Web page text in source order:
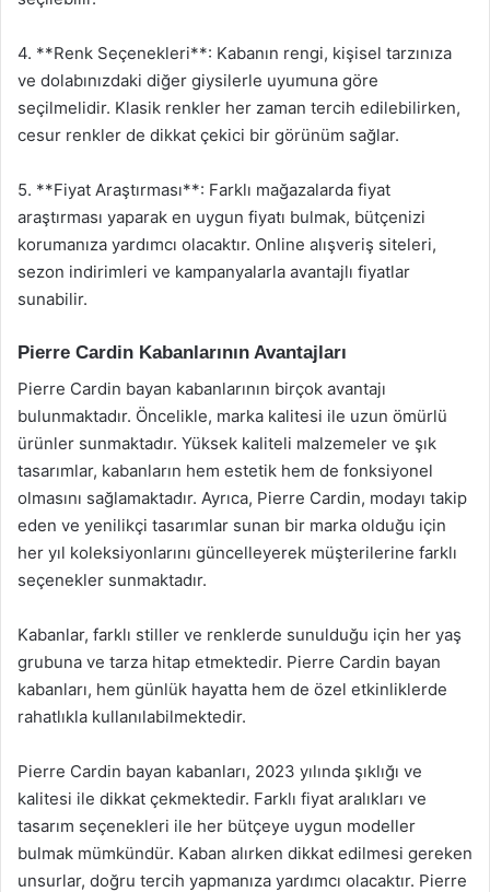
4. **Renk Seçenekleri**: Kabanın rengi, kişisel tarzınıza
ve dolabınızdaki diğer giysilerle uyumuna göre
seçilmelidir. Klasik renkler her zaman tercih edilebilirken,
cesur renkler de dikkat çekici bir görünüm sağlar.
5. **Fiyat Araştırması**: Farklı mağazalarda fiyat
araştırması yaparak en uygun fiyatı bulmak, bütçenizi
korumanıza yardımcı olacaktır. Online alışveriş siteleri,
sezon indirimleri ve kampanyalarla avantajlı fiyatlar
sunabilir.
Pierre Cardin Kabanlarının Avantajları
Pierre Cardin bayan kabanlarının birçok avantajı
bulunmaktadır. Öncelikle, marka kalitesi ile uzun ömürlü
ürünler sunmaktadır. Yüksek kaliteli malzemeler ve şık
tasarımlar, kabanların hem estetik hem de fonksiyonel
olmasını sağlamaktadır. Ayrıca, Pierre Cardin, modayı takip
eden ve yenilikçi tasarımlar sunan bir marka olduğu için
her yıl koleksiyonlarını güncelleyerek müşterilerine farklı
seçenekler sunmaktadır.
Kabanlar, farklı stiller ve renklerde sunulduğu için her yaş
grubuna ve tarza hitap etmektedir. Pierre Cardin bayan
kabanları, hem günlük hayatta hem de özel etkinliklerde
rahatlıkla kullanılabilmektedir.
Pierre Cardin bayan kabanları, 2023 yılında şıklığı ve
kalitesi ile dikkat çekmektedir. Farklı fiyat aralıkları ve
tasarım seçenekleri ile her bütçeye uygun modeller
bulmak mümkündür. Kaban alırken dikkat edilmesi gereken
unsurlar, doğru tercih yapmanıza yardımcı olacaktır. Pierre